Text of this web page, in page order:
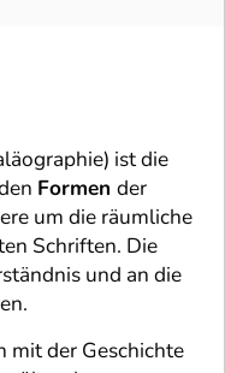
ist die
Formen der
um die räumliche
Schriften. Die
und an die
mit der Geschichte